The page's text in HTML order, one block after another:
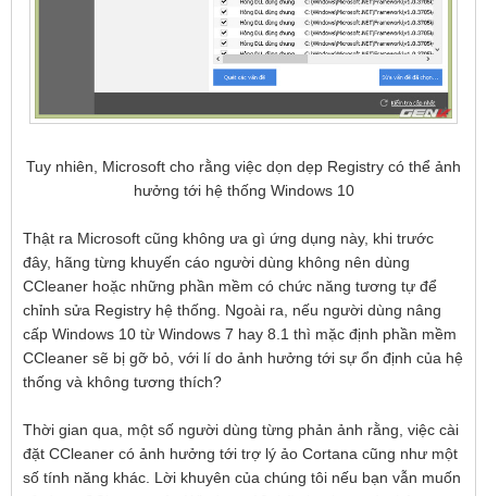
Tuy nhiên, Microsoft cho rằng việc dọn dẹp Registry có thể ảnh
hưởng tới hệ thống Windows 10
Thật ra Microsoft cũng không ưa gì ứng dụng này, khi trước
đây, hãng từng khuyến cáo người dùng không nên dùng
CCleaner hoặc những phần mềm có chức năng tương tự để
chỉnh sửa Registry hệ thống. Ngoài ra, nếu người dùng nâng
cấp Windows 10 từ Windows 7 hay 8.1 thì mặc định phần mềm
CCleaner sẽ bị gỡ bỏ, với lí do ảnh hưởng tới sự ổn định của hệ
thống và không tương thích?
Thời gian qua, một số người dùng từng phản ảnh rằng, việc cài
đặt CCleaner có ảnh hưởng tới trợ lý ảo Cortana cũng như một
số tính năng khác. Lời khuyên của chúng tôi nếu bạn vẫn muốn